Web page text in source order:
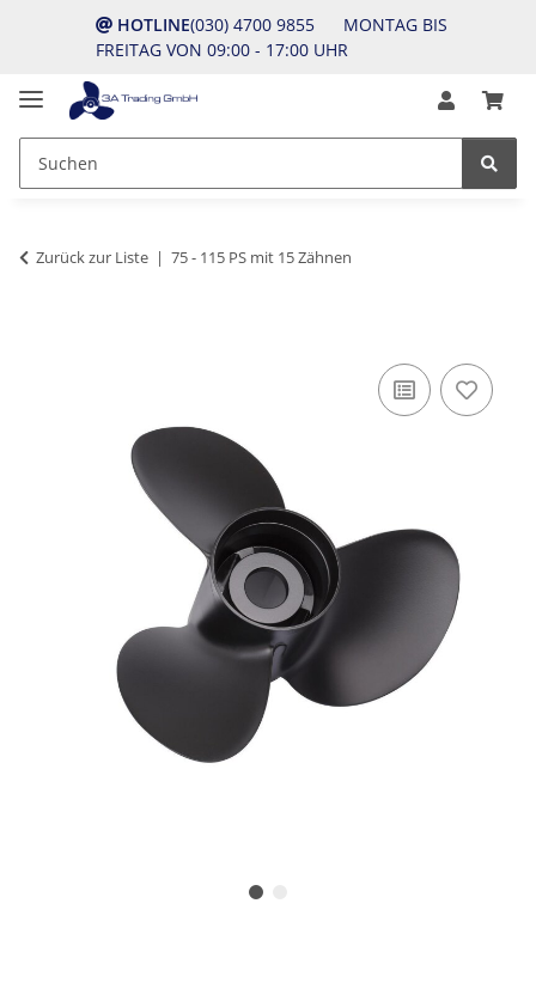
HOTLINE(030) 4700 9855 MONTAG BIS
FREITAG VON 09:00 - 17:00 UHR
Zurück zur Liste 75 - 115 PS mit 15 Zähnen